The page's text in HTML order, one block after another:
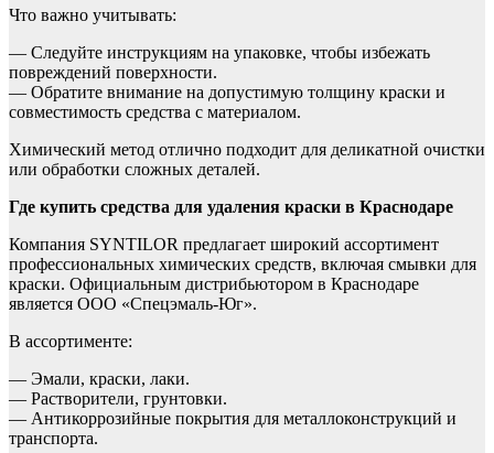
Что важно учитывать:
— Следуйте инструкциям на упаковке, чтобы избежать
повреждений поверхности.
— Обратите внимание на допустимую толщину краски и
совместимость средства с материалом.
Химический метод отлично подходит для деликатной очистки
или обработки сложных деталей.
Где купить средства для удаления краски в Краснодаре
Компания SYNTILOR предлагает широкий ассортимент
профессиональных химических средств, включая смывки для
краски. Официальным дистрибьютором в Краснодаре
является ООО «Спецэмаль-Юг».
В ассортименте:
— Эмали, краски, лаки.
— Растворители, грунтовки.
— Антикоррозийные покрытия для металлоконструкций и
транспорта.